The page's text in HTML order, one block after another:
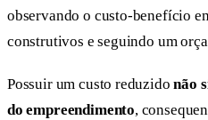
observando o custo-benefício
construtivos e seguindo um
Possuir um custo reduzidonão
do empreendimento,